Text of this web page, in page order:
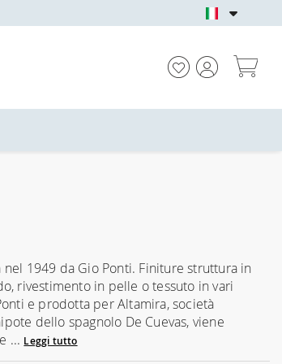
NEGOZIO UFFICIALE
nel 1949 da Gio Ponti. Finiture struttura in
rivestimento in pelle o tessuto in vari
e prodotta per Altamira, società
dello spagnolo De Cuevas, viene
... Leggi tutto